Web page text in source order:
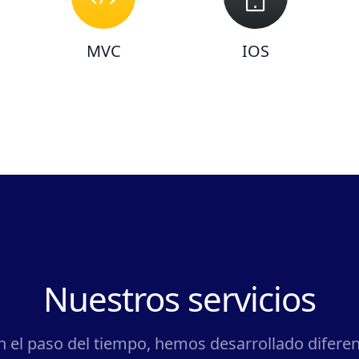
MVC IOS
Nuestros servicios
el paso del tiempo, hemos desarrollado